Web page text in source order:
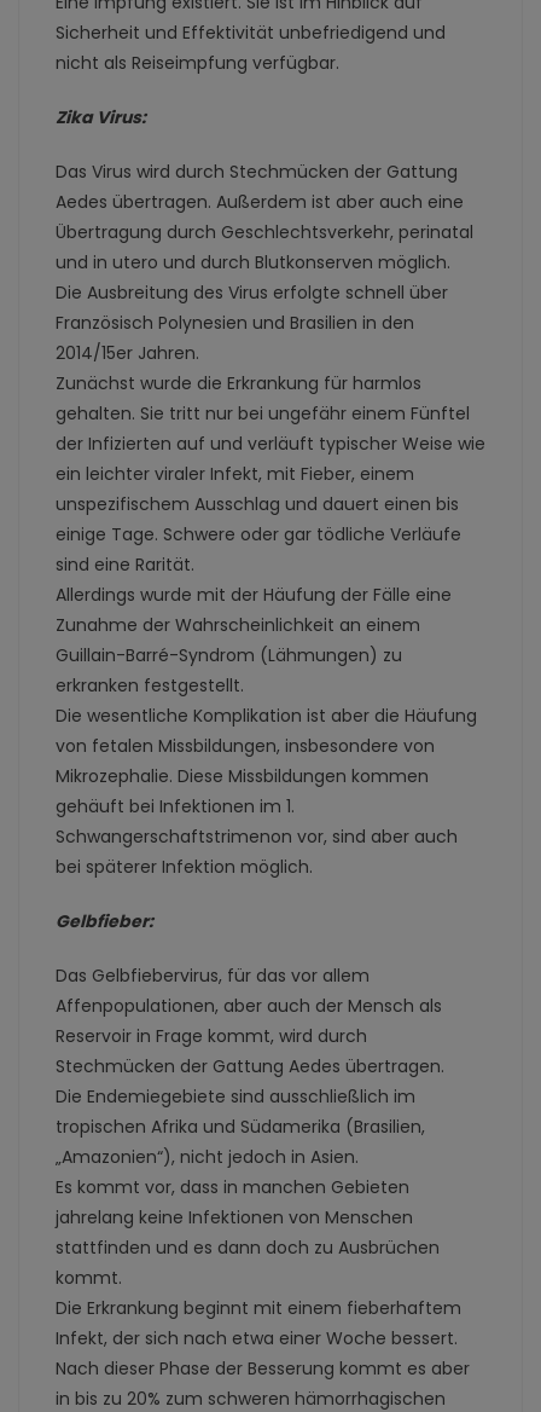
Sicherheit und Effektivität unbefriedigend und
nicht als Reiseimpfung verfügbar.
Zika Virus:
Das Virus wird durch Stechmücken der Gattung
Aedes übertragen. Außerdem ist aber auch eine
Übertragung durch Geschlechtsverkehr, perinatal
und in utero und durch Blutkonserven möglich.
Die Ausbreitung des Virus erfolgte schnell über
Französisch Polynesien und Brasilien in den
2014/15er Jahren.
Zunächst wurde die Erkrankung für harmlos
gehalten. Sie tritt nur bei ungefähr einem Fünftel
der Infizierten auf und verläuft typischer Weise wie
ein leichter viraler Infekt, mit Fieber, einem
unspezifischem Ausschlag und dauert einen bis
einige Tage. Schwere oder gar tödliche Verläufe
sind eine Rarität.
Allerdings wurde mit der Häufung der Fälle eine
Zunahme der Wahrscheinlichkeit an einem
Guillain-Barré-Syndrom (Lähmungen) zu
erkranken festgestellt.
Die wesentliche Komplikation ist aber die Häufung
von fetalen Missbildungen, insbesondere von
Mikrozephalie. Diese Missbildungen kommen
gehäuft bei Infektionen im 1.
Schwangerschaftstrimenon vor, sind aber auch
bei späterer Infektion möglich.
Gelbfieber:
Das Gelbfiebervirus, für das vor allem
Affenpopulationen, aber auch der Mensch als
Reservoir in Frage kommt, wird durch
Stechmücken der Gattung Aedes übertragen.
Die Endemiegebiete sind ausschließlich im
tropischen Afrika und Südamerika (Brasilien,
„Amazonien“), nicht jedoch in Asien.
Es kommt vor, dass in manchen Gebieten
jahrelang keine Infektionen von Menschen
stattfinden und es dann doch zu Ausbrüchen
kommt.
Die Erkrankung beginnt mit einem fieberhaftem
Infekt, der sich nach etwa einer Woche bessert.
Nach dieser Phase der Besserung kommt es aber
in bis zu 20% zum schweren hämorrhagischen